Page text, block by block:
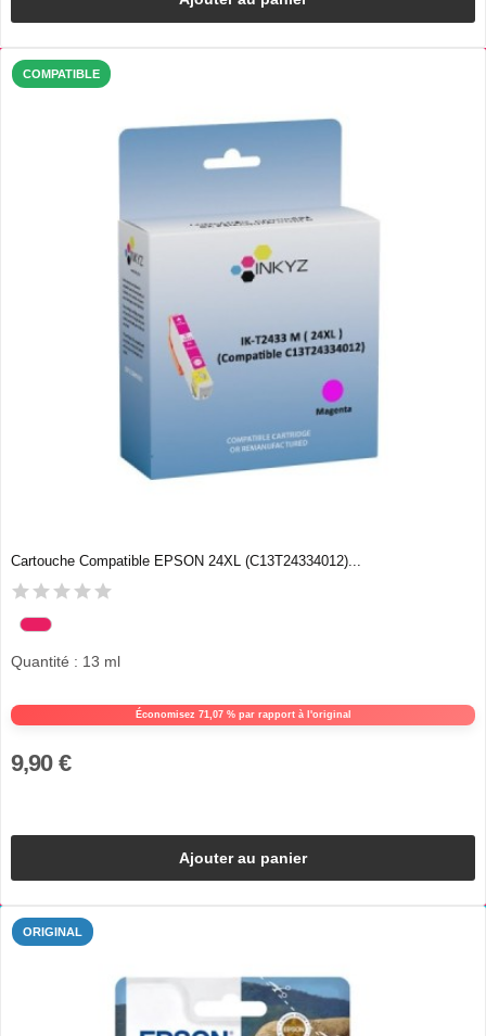
COMPATIBLE
Cartouche Compatible EPSON 24XL (C13T24334012)...
Économisez 71,07 % par rapport à l'original
Quantité : 13 ml
9,90 €
Ajouter au panier
ORIGINAL